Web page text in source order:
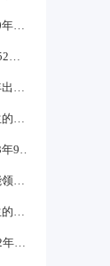
2020年出生的孩子国家有什么补贴 2020年农村出生的孩子有补贴吗
山东1952年出生的还能补贴296元吗 1952出生是否享受高龄补助
2018年出生的孩子可以领补助吗 2018年出生的孩子政府有补贴吗
2017年出生的小孩有补贴吗 2017年出生的可以领取生育津贴吗
53年出生满70岁有高龄补贴是多少 1953年9月出生的有高龄补助吗
1952出生的有高龄补助吗 1952年出生能领到70年高龄钱吗
2017年出生人有补贴政策吗 2017年出生的小孩独生子女国家有补助吗
1952年属龙的今年能办70岁大寿吗 1952年属龙啥时过70大寿